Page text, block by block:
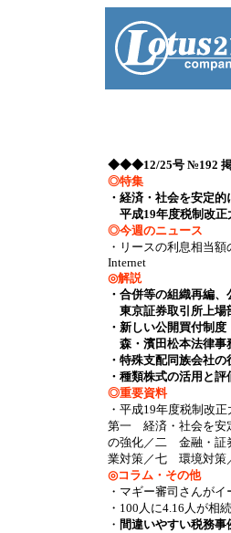
◆◆◆12/25号 №192
◎特集
・経済・社会を安定
平成19年度税制改正
◎今週のニュース
・リースの利息相当
Internet
◎解説
・合併等の組織再編
東京証券取引所
・新しい公開買付制
森・濱田松本法
・特殊支配同族会社
・種類株式の活用と
◎重要資料
・平成19年度税制改正
第一 経済・社会を安
の強化／二 金融・証
業対策／七 環境対
◎コラム・その他
・マギー審司さんがイ
・100人に4.16人が相
・ 間違いやすい税務事